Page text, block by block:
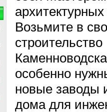
Возьмите в
строительство
особенно
новые заводы
дома для